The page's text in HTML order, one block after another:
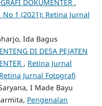
DOKUMENTER ,
1 (2021): Retina Jurnal
Ida Bagus
DI DESA PEJATEN
, Retina Jurnal
Jurnal Fotografi
I Made Bayu
Pengenalan